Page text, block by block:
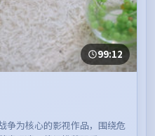
99:12
争为核心的影视作品，围绕危